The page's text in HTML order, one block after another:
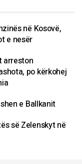
në Kosovë,
e nesër
arreston
po kërkohej
e Ballkanit
së Zelenskyt në